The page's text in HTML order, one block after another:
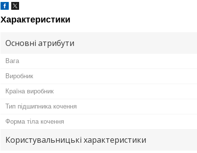
Характеристики
Основні атрибути
Вага
Виробник
Країна виробник
Тип підшипника кочення
Форма тіла кочення
Користувальницькі характеристики